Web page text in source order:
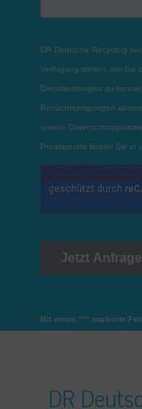
Mit einem “*” markierte
DR